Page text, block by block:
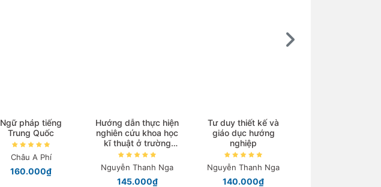
Ngữ pháp tiếng
Trung Quốc
Châu A Phí
160.000₫
Hướng dẫn thực hiện
nghiên cứu khoa học
kĩ thuật ở trường
trung học
Nguyễn Thanh Nga
145.000₫
Tư duy thiết kế và
giáo dục hướng
nghiệp
Nguyễn Thanh Nga
140.000₫